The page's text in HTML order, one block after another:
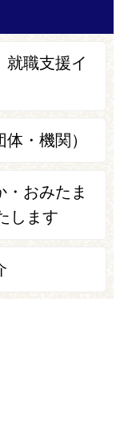
就職支援イ
・機関）
・おみたま
します